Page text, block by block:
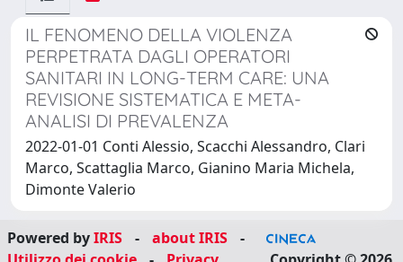
IL FENOMENO DELLA VIOLENZA
PERPETRATA DAGLI OPERATORI
SANITARI IN LONG-TERM CARE: UNA
REVISIONE SISTEMATICA E META-
ANALISI DI PREVALENZA
2022-01-01 Conti Alessio, Scacchi Alessandro, Clari
Marco, Scattaglia Marco, Gianino Maria Michela,
Dimonte Valerio
Powered byIRIS - about IRIS
-